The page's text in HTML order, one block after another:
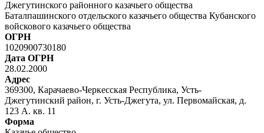
Джегутинского районного казачьего общества
Баталпашинского отдельского казачьего общества Кубанского
войскового казачьего общества
ОГРН
1020900730180
Дата ОГРН
28.02.2000
Адрес
369300, Карачаево-Черкесская Республика, Усть-
Джегутинский район, г. Усть-Джегута, ул. Первомайская, д.
123 А. кв. 11
Форма